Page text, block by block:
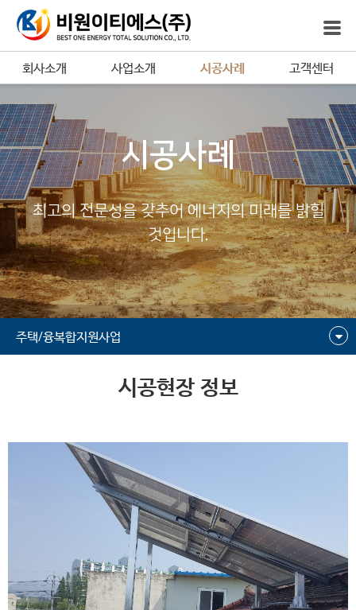
회사소개 사업소개 시공사례 고객센터
시공사례
최고의 전문성을 갖추어 에너지의 미래를 밝힐
것입니다.
주택/융복합지원사업
시공현장 정보